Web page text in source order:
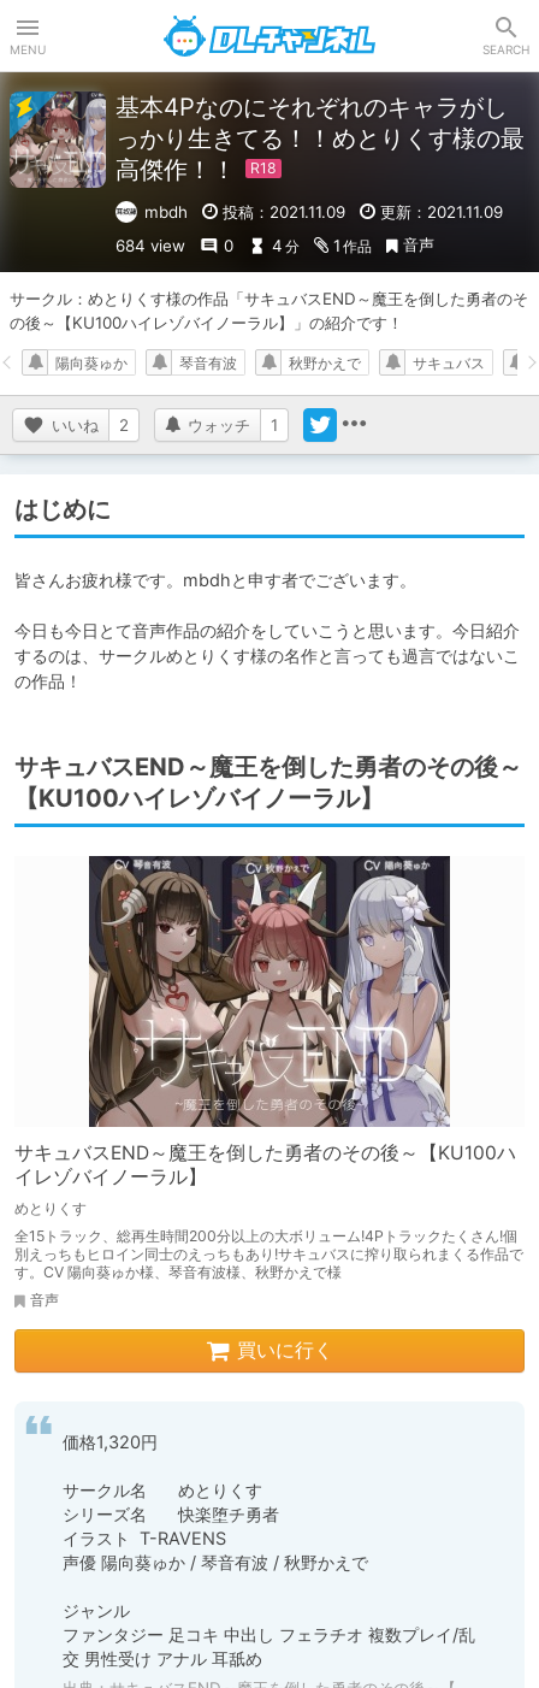
MENU SEARCH
基本4Pなのにそれぞれのキャラがし
っかり生きてる！！めとりくす様の最
高傑作！！
mbdh 投稿：2021.11.09
更新：2021.11.09
684 view
0 4 分 1 作品 音声
サークル：めとりくす様の作品「サキュバスEND～魔王を倒した勇者のそ
の後～【KU100ハイレゾバイノーラル】」の紹介です！
いいね 2 ウォッチ 1
陽向葵ゅか 琴音有波 秋野かえで サキュバス
はじめに
皆さんお疲れ様です。mbdhと申す者でございます。
今日も今日とて音声作品の紹介をしていこうと思います。今日紹介
するのは、サークルめとりくす様の名作と言っても過言ではないこ
の作品！
サキュバスEND～魔王を倒した勇者のその後～
【KU100ハイレゾバイノーラル】
サキュバスEND～魔王を倒した勇者のその後～【KU100ハ
イレゾバイノーラル】
めとりくす
全15トラック、総再生時間200分以上の大ボリューム!4Pトラックたくさん!個
別えっちもヒロイン同士のえっちもあり!サキュバスに搾り取られまくる作品で
す。CV 陽向葵ゅか様、琴音有波様、秋野かえで様
音声
買いに行く
価格1,320円
サークル名	めとりくす
シリーズ名	快楽堕チ勇者
イラスト	T-RAVENS
声優	陽向葵ゅか / 琴音有波 / 秋野かえで
ジャンル
ファンタジー 足コキ 中出し フェラチオ 複数プレイ/乱
交 男性受け アナル 耳舐め